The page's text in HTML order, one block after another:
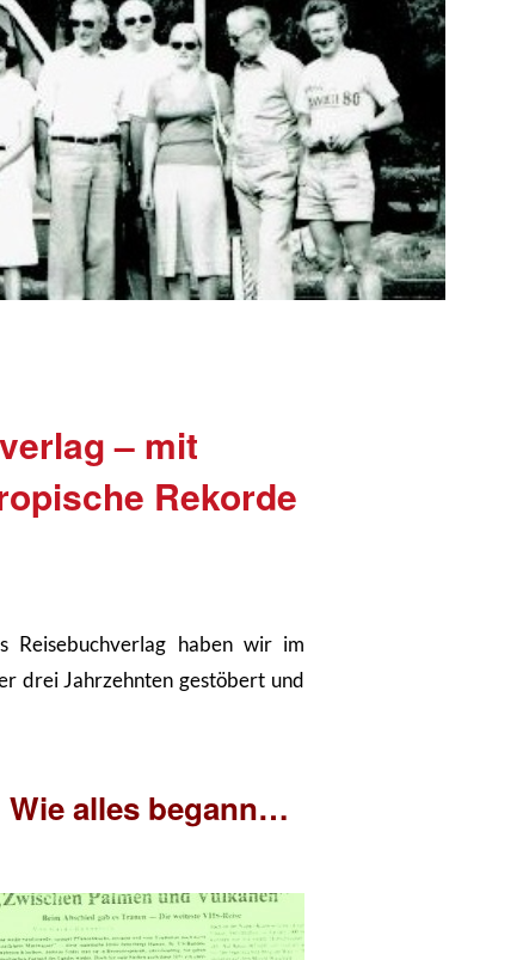
– mit
Rekorde
Reisebuchverlag haben wir im
drei Jahrzehnten gestöbert und
Wie alles begann…